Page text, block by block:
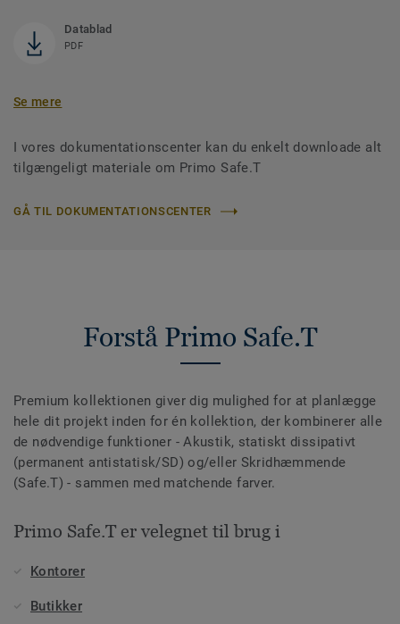
Datablad
PDF
Se mere
I vores dokumentationscenter kan du enkelt downloade alt
tilgængeligt materiale om Primo Safe.T
GÅ TIL DOKUMENTATIONSCENTER
Forstå Primo Safe.T
Premium kollektionen giver dig mulighed for at planlægge
hele dit projekt inden for én kollektion, der kombinerer alle
de nødvendige funktioner - Akustik, statiskt dissipativt
(permanent antistatisk/SD) og/eller Skridhæmmende
(Safe.T) - sammen med matchende farver.
Primo Safe.T er velegnet til brug i
Kontorer
Butikker